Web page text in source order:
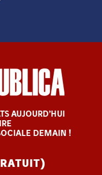
AUJOURD’HUI
DEMAIN !